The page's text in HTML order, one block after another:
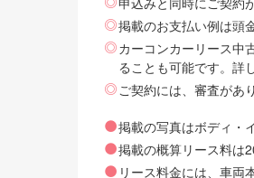
掲載のお支払い例は頭
カーコンカーリース中
ることも可能です。詳
ご契約には、審査があ
掲載の写真はボディ・
掲載の概算リース料は
リース料金には、車両